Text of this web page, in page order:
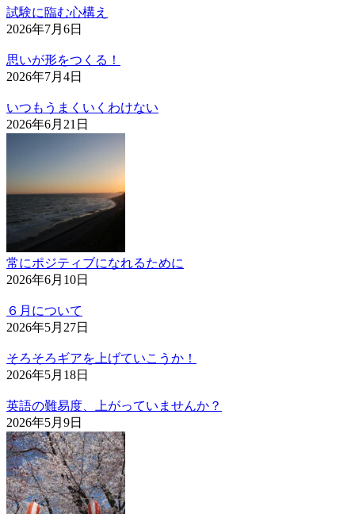
試験に臨む心構え
2026年7月6日
思いが形をつくる！
2026年7月4日
いつもうまくいくわけない
2026年6月21日
常にポジティブになれるために
2026年6月10日
６月について
2026年5月27日
そろそろギアを上げていこうか！
2026年5月18日
英語の難易度、上がっていませんか？
2026年5月9日